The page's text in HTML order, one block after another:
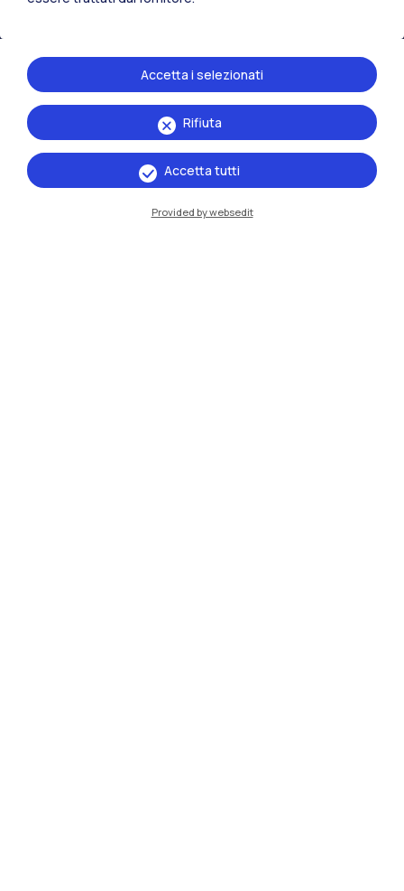
Rifiuta
Accetta i selezionati
Accetta tutti
Provided by websedit